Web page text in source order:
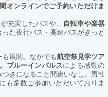
オンラインでご予約いただけま
充実したバスや、
自転車や楽器
た夜行バス・高速バスがきっと
展開。なかでも航空祭見学ツア
ブルーインパルスによる感動の
きになること間違いなし。男性
も多数ご参加いただいておりま